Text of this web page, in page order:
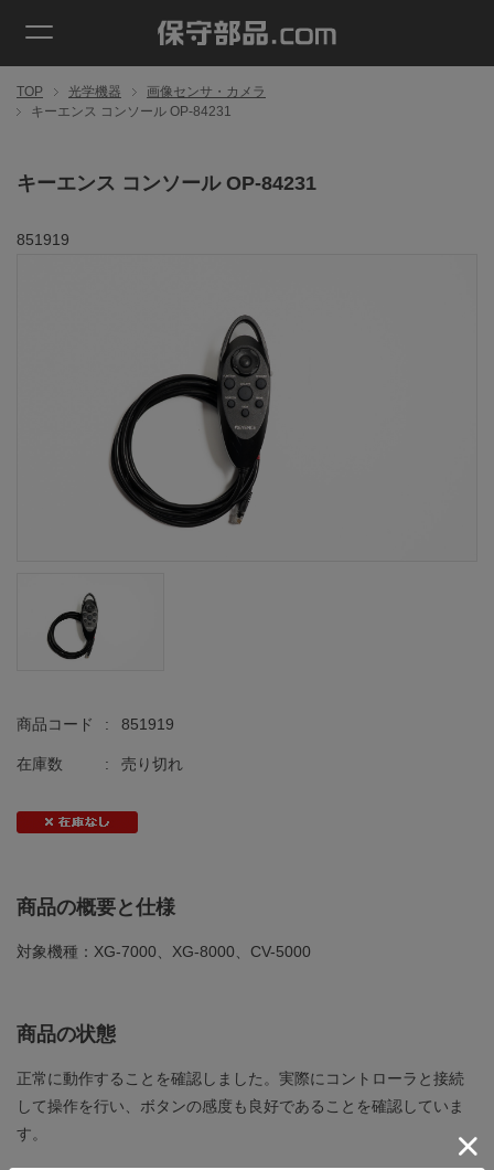
TOP 光学機器
画像センサ・カメラ
キーエンス コンソール OP-84231
キーエンス コンソール OP-84231
851919
商品コード : 851919
在庫数 : 売り切れ
商品の概要と仕様
対象機種：XG-7000、XG-8000、CV-5000
商品の状態
正常に動作することを確認しました。実際にコントローラと接続
して操作を行い、ボタンの感度も良好であることを確認していま
す。